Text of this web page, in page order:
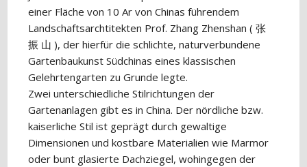
einer Fläche von 10 Ar von Chinas führendem
Landschaftsarchtitekten Prof. Zhang Zhenshan ( 张
振 山 ), der hierfür die schlichte, naturverbundene
Gartenbaukunst Südchinas eines klassischen
Gelehrtengarten zu Grunde legte.
Zwei unterschiedliche Stilrichtungen der
Gartenanlagen gibt es in China. Der nördliche bzw.
kaiserliche Stil ist geprägt durch gewaltige
Dimensionen und kostbare Materialien wie Marmor
oder bunt glasierte Dachziegel, wohingegen der